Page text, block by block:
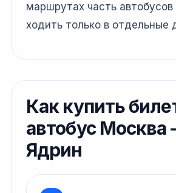
маршрутах часть
ходить только в отдельные
Как купить
автобус Москва
Ядрин